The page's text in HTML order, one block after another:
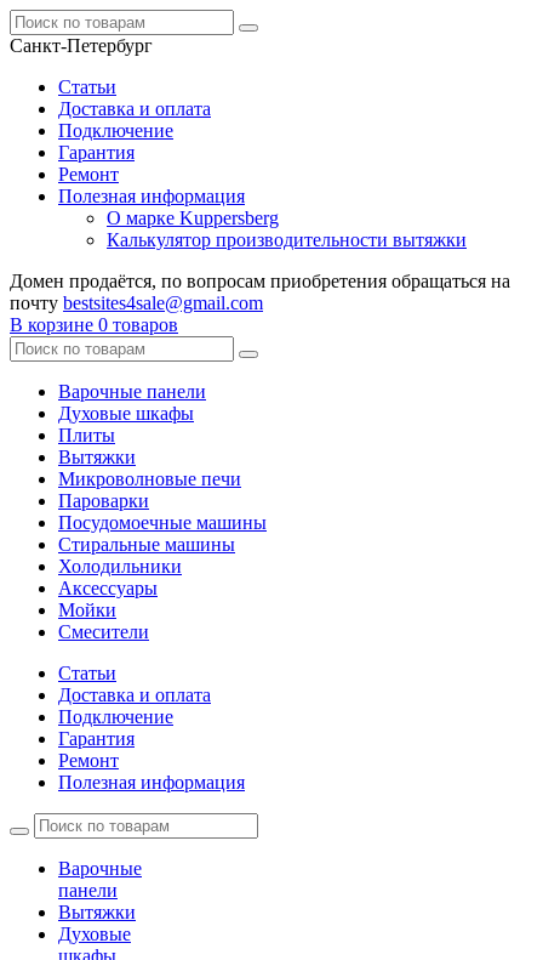
Санкт-Петербург
Статьи
Доставка и оплата
Подключение
Гарантия
Ремонт
Полезная информация
О марке Kuppersberg
Калькулятор производительности вытяжки
Домен продаётся, по вопросам приобретения обращаться на
почту bestsites4sale@gmail.com
В корзине 0 товаров
Варочные панели
Духовые шкафы
Плиты
Вытяжки
Микроволновые печи
Пароварки
Посудомоечные машины
Стиральные машины
Холодильники
Аксессуары
Мойки
Cмесители
Статьи
Доставка и оплата
Подключение
Гарантия
Ремонт
Полезная информация
Варочные
панели
Вытяжки
Духовые
шкафы